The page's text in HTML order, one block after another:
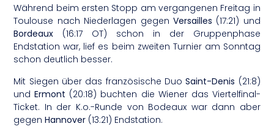
Während beim ersten Stopp am vergangenen Freitag in
Toulouse nach Niederlagen gegen Versailles (17:21) und
Bordeaux (16:17 OT) schon in der Gruppenphase
Endstation war, lief es beim zweiten Turnier am Sonntag
schon deutlich besser.
Mit Siegen über das französische DuoSaint-Denis (21:8)
undErmont (20:18) buchten die Wiener das Viertelfinal-
Ticket. In der K.o.-Runde von Bodeaux war dann aber
gegenHannover (13:21) Endstation.